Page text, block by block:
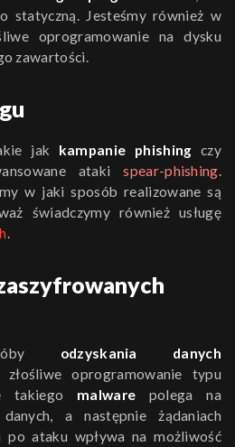
statyczną. Jesteśmy również w
oprogramowanie na dysku
zawartości.
jak kampanie phishing czy
atakispear-phishing.
w jaki sposób realizowane są
świadczymy również usługę
.
odzyskania danych
złośliwe oprogramowanie typu
takiego malware polega na
a następnie żądaniach
po ataku wpływa na możliwość